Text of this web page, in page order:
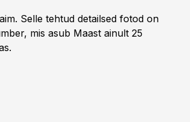
Selle tehtud detailsed fotod on
mis asub Maast ainult 25